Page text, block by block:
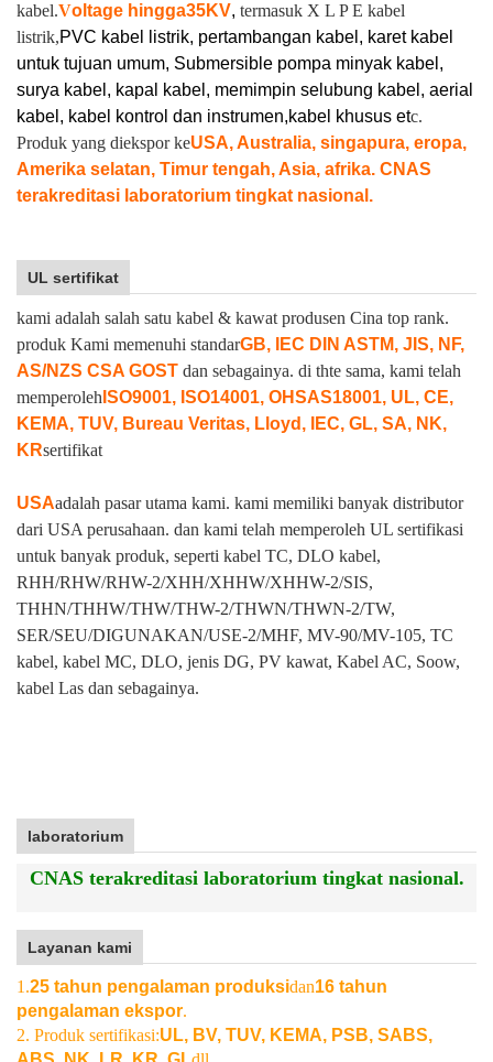
kabel.Voltage hingga35KV, termasuk X L P E kabel
listrik,PVC kabel listrik, pertambangan kabel, karet kabel
untuk tujuan umum, Submersible pompa minyak kabel,
surya kabel, kapal kabel, memimpin selubung kabel, aerial
kabel, kabel kontrol dan instrumen,kabel khusus etc.
Produk yang diekspor keUSA, Australia, singapura, eropa,
Amerika selatan, Timur tengah, Asia, afrika. CNAS
terakreditasi laboratorium tingkat nasional.
UL sertifikat
kami adalah salah satu kabel & kawat produsen Cina top rank.
produk Kami memenuhi standarGB, IEC DIN ASTM, JIS, NF,
AS/NZS CSA GOST dan sebagainya. di thte sama, kami telah
memperoleh ISO9001, ISO14001, OHSAS18001, UL, CE,
KEMA, TUV, Bureau Veritas, Lloyd, IEC, GL, SA, NK,
KRsertifikat
USAadalah pasar utama kami. kami memiliki banyak distributor
dari USA perusahaan. dan kami telah memperoleh UL sertifikasi
untuk banyak produk, seperti kabel TC, DLO kabel,
RHH/RHW/RHW-2/XHH/XHHW/XHHW-2/SIS,
THHN/THHW/THW/THW-2/THWN/THWN-2/TW,
SER/SEU/DIGUNAKAN/USE-2/MHF, MV-90/MV-105, TC
kabel, kabel MC, DLO, jenis DG, PV kawat, Kabel AC, Soow,
kabel Las dan sebagainya.
laboratorium
CNAS terakreditasi laboratorium tingkat nasional.
Layanan kami
1.25 tahun pengalaman produksidan16 tahun
pengalaman ekspor.
2. Produk sertifikasi:UL, BV, TUV, KEMA, PSB, SABS,